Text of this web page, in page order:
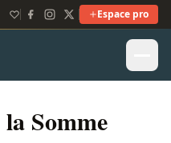
Espace pro
Somme